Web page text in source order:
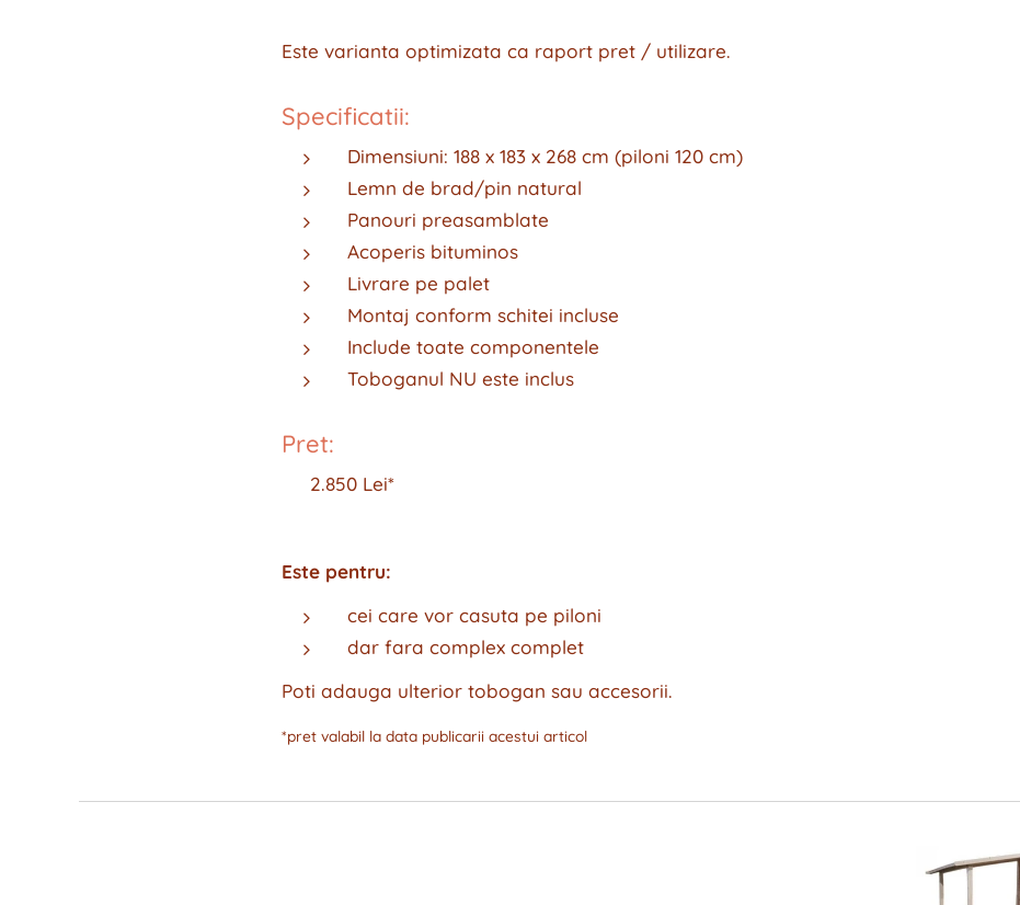
Este varianta optimizata ca raport pret / utilizare.
Specificatii:
Dimensiuni: 188 x 183 x 268 cm (piloni 120 cm)
Lemn de brad/pin natural
Panouri preasamblate
Acoperis bituminos
Livrare pe palet
Montaj conform schitei incluse
Include toate componentele
Toboganul NU este inclus
Pret:
👉 2.850 Lei*
Este pentru:
cei care vor casuta pe piloni
dar fara complex complet
Poti adauga ulterior tobogan sau accesorii.
*pret valabil la data publicarii acestui articol